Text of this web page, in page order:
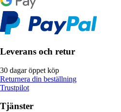
Leverans och retur
30 dagar öppet köp
Returnera din beställning
Trustpilot
Tjänster